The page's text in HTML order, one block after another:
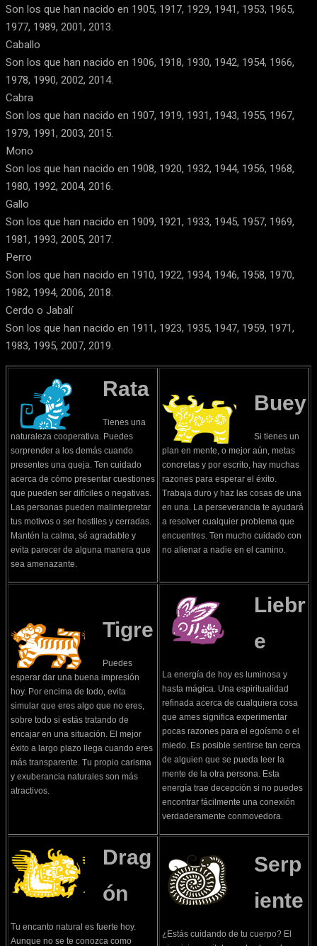
Son los que han nacido en 1905, 1917, 1929, 1941, 1953, 1965,
1977, 1989, 2001, 2013.
Caballo
Son los que han nacido en 1906, 1918, 1930, 1942, 1954, 1966,
1978, 1990, 2002, 2014.
Cabra
Son los que han nacido en 1907, 1919, 1931, 1943, 1955, 1967,
1979, 1991, 2003, 2015.
Mono
Son los que han nacido en 1908, 1920, 1932, 1944, 1956, 1968,
1980, 1992, 2004, 2016.
Gallo
Son los que han nacido en 1909, 1921, 1933, 1945, 1957, 1969,
1981, 1993, 2005, 2017.
Perro
Son los que han nacido en 1910, 1922, 1934, 1946, 1958, 1970,
1982, 1994, 2006, 2018.
Cerdo o Jabalí
Son los que han nacido en 1911, 1923, 1935, 1947, 1959, 1971,
1983, 1995, 2007, 2019.
Rata
Tienes una
naturaleza cooperativa. Puedes
sorprender a los demás cuando
presentes una queja. Ten cuidado
acerca de cómo presentar cuestiones
que pueden ser difíciles o negativas.
Las personas pueden malinterpretar
tus motivos o ser hostiles y cerradas.
Mantén la calma, sé agradable y
evita parecer de alguna manera que
sea amenazante.
Buey
Si tienes un
plan en mente, o mejor aún, metas
concretas y por escrito, hay muchas
razones para esperar el éxito.
Trabaja duro y haz las cosas de una
en una. La perseverancia te ayudará
a resolver cualquier problema que
encuentres. Ten mucho cuidado con
no alienar a nadie en el camino.
Tigre
Puedes
esperar dar una buena impresión
hoy. Por encima de todo, evita
simular que eres algo que no eres,
sobre todo si estás tratando de
encajar en una situación. El mejor
éxito a largo plazo llega cuando eres
más transparente. Tu propio carisma
y exuberancia naturales son más
atractivos.
Liebr
e
La energía de hoy es luminosa y
hasta mágica. Una espiritualidad
refinada acerca de cualquiera cosa
que ames significa experimentar
pocas razones para el egoísmo o el
miedo. Es posible sentirse tan cerca
de alguien que se pueda leer la
mente de la otra persona. Esta
energía trae decepción si no puedes
encontrar fácilmente una conexión
verdaderamente conmovedora.
Drag
ón
Tu encanto natural es fuerte hoy.
Aunque no se te conozca como
Serp
iente
¿Estás cuidando de tu cuerpo? El